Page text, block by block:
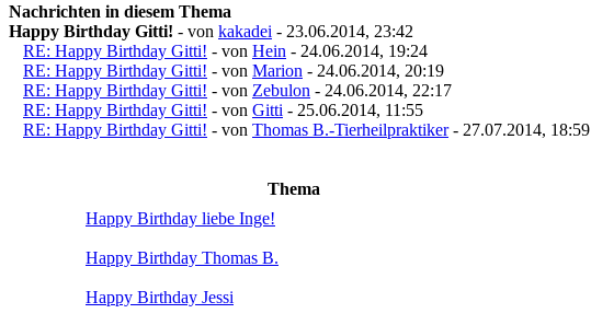
Nachrichten in diesem Thema
Happy Birthday Gitti! - von kakadei - 23.06.2014, 23:42
RE: Happy Birthday Gitti! - von Hein - 24.06.2014, 19:24
RE: Happy Birthday Gitti! - von Marion - 24.06.2014, 20:19
RE: Happy Birthday Gitti! - von Zebulon - 24.06.2014, 22:17
RE: Happy Birthday Gitti! - von Gitti - 25.06.2014, 11:55
RE: Happy Birthday Gitti! - von Thomas B.-Tierheilpraktiker- 27.07.2014, 18:59
Thema
Happy Birthday liebe Inge!
Happy Birthday Thomas B.
Happy Birthday Jessi